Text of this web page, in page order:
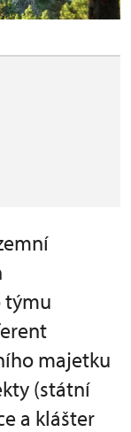
týmu
majetku
(státní
a klášter